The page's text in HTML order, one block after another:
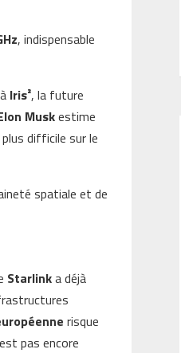
, indispensable
Iris², la future
Muskestime
difficile sur le
spatiale et de
Starlinka déjà
risque
pas encore